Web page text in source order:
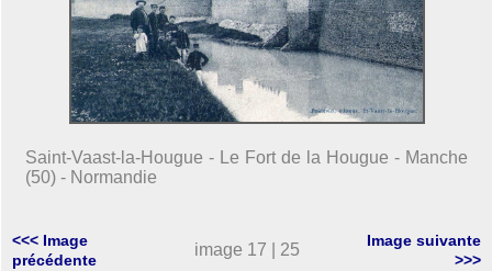
Saint-Vaast-la-Hougue - Le Fort de la Hougue - Manche
(50) - Normandie
<<< Image
précédente
image 17 | 25
Image suivante
>>>